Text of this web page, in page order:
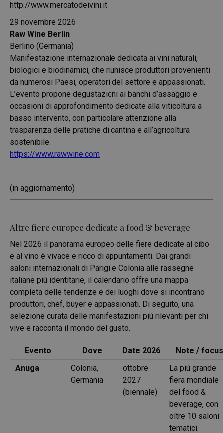
http://www.mercatodeivini.it
29 novembre 2026
Raw Wine Berlin
Berlino (Germania)
Manifestazione internazionale dedicata ai vini naturali,
biologici e biodinamici, che riunisce produttori provenienti
da numerosi Paesi, operatori del settore e appassionati.
L’evento propone degustazioni ai banchi d’assaggio e
occasioni di approfondimento dedicate alla viticoltura a
basso intervento, con particolare attenzione alla
trasparenza delle pratiche di cantina e all’agricoltura
sostenibile.
https://www.rawwine.com
(in aggiornamento)
Altre fiere europee dedicate a food & beverage
Nel 2026 il panorama europeo delle fiere dedicate al cibo
e al vino è vivace e ricco di appuntamenti. Dai grandi
saloni internazionali di Parigi e Colonia alle rassegne
italiane più identitarie, il calendario offre una mappa
completa delle tendenze e dei luoghi dove si incontrano
produttori, chef, buyer e appassionati. Di seguito, una
selezione curata delle manifestazioni più rilevanti per chi
vive e racconta il mondo del gusto.
Evento Dove Date 2026
Note / focus
Anuga
Colonia,
Germania
ottobre
2027
(biennale)
La più grande
fiera mondiale
del food &
beverage, con
oltre 10 saloni
tematici.